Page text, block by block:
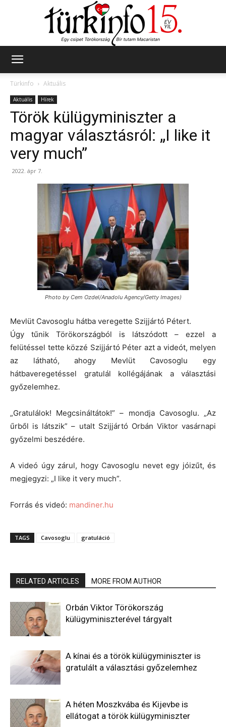
Türkinfo
Aktuális
Aktuális Hírek
Török külügyminiszter a
magyar választásról: „I like it
very much”
2022. ápr 7.
Photo by Cem Ozdel/Anadolu Agency/Getty Images)
Mevlüt Cavosoglu hátba veregette Szijjártó Pétert.
Úgy tűnik Törökországból is látszódott – ezzel a
felütéssel tette közzé Szijjártó Péter azt a videót, melyen
az látható, ahogy Mevlüt Cavosoglu egy
hátbaveregetéssel gratulál kollégájának a választási
győzelemhez.
„Gratulálok! Megcsináltátok!” – mondja Cavosoglu. „Az
űrből is látszik” – utalt Szijjártó Orbán Viktor vasárnapi
győzelmi beszédére.
A videó úgy zárul, hogy Cavosoglu nevet egy jóizűt, és
megjegyzi: „I like it very much”.
Forrás és videó: mandiner.hu
TAGS Cavosoglu gratuláció
RELATED ARTICLES MORE FROM AUTHOR
Orbán Viktor Törökország
külügyminiszterével tárgyalt
A kínai és a török külügyminiszter is
gratulált a választási győzelemhez
A héten Moszkvába és Kijevbe is
ellátogat a török külügyminiszter